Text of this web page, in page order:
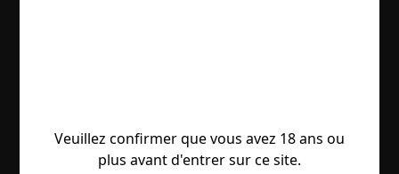
Veuillez confirmer que vous avez 18 ans ou
plus avant d'entrer sur ce site.